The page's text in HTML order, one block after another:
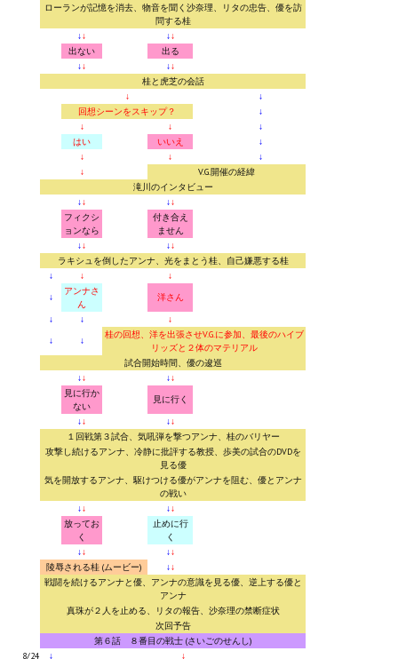
ローランが記憶を消去、物音を聞く沙奈理、リタの忠告、優を訪
問する桂
↓↓ ↓↓
出ない
出る
↓↓ ↓↓
桂と虎芝の会話
↓
↓
回想シーンをスキップ？
↓
↓
↓
↓
はい
いいえ
↓
↓
↓
↓
↓
V.G.開催の経緯
滝川のインタビュー
↓↓ ↓↓
フィクシ
ョンなら
付き合え
ません
↓↓ ↓↓
ラキシュを倒したアンナ、光をまとう桂、自己嫌悪する桂
↓
↓
↓
↓
アンナさ
ん
洋さん
↓
↓
↓
↓
↓
桂の回想、洋を出張させV.G.に参加、最後のハイブ
リッズと２体のマテリアル
試合開始時間、優の逡巡
↓↓ ↓↓
見に行か
ない
見に行く
↓↓ ↓↓
１回戦第３試合、気吼弾を撃つアンナ、桂のバリヤー
攻撃し続けるアンナ、冷静に批評する教授、歩美の試合のDVDを
見る優
気を開放するアンナ、駆けつける優がアンナを阻む、優とアンナ
の戦い
↓↓ ↓↓
放ってお
く
止めに行
く
↓↓ ↓↓
陵辱される桂 (ムービー)
↓↓
戦闘を続けるアンナと優、アンナの意識を見る優、逆上する優と
アンナ
真珠が２人を止める、リタの報告、沙奈理の禁断症状
次回予告
第６話 ８番目の戦士 (さいごのせんし)
8/24
↓ ↓